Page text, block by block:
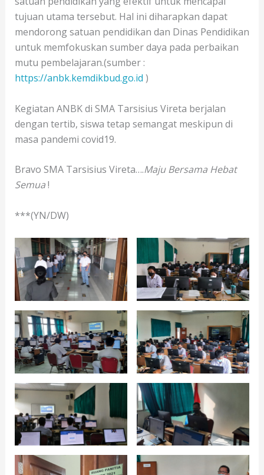
tujuan utama tersebut. Hal ini diharapkan dapat
mendorong satuan pendidikan dan Dinas Pendidikan
untuk memfokuskan sumber daya pada perbaikan
mutu pembelajaran.(sumber :
https://anbk.kemdikbud.go.id )
Kegiatan ANBK di SMA Tarsisius Vireta berjalan
dengan tertib, siswa tetap semangat meskipun di
masa pandemi covid19.
Bravo SMA Tarsisius Vireta….Maju Bersama Hebat
Semua!
***(YN/DW)